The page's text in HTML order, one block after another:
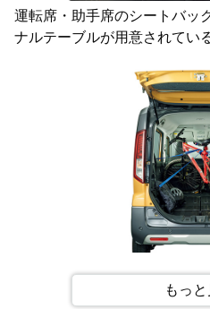
運転席・助手席のシートバッ
ナルテーブルが用意されている
27インチの自転車もらくらく
もっ